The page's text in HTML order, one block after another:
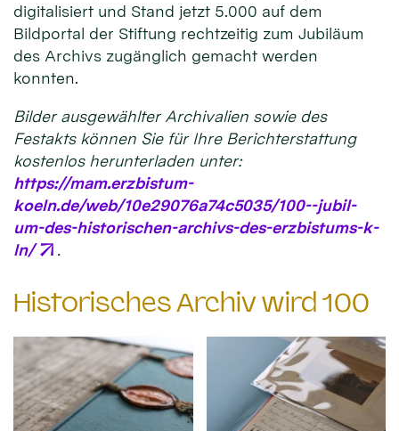
digitalisiert und Stand jetzt 5.000 auf dem
Bildportal der Stiftung rechtzeitig zum Jubiläum
des Archivs zugänglich gemacht werden
konnten.
Bilder ausgewählter Archivalien sowie des
Festakts können Sie für Ihre Berichterstattung
kostenlos herunterladen unter:
https://mam.erzbistum-
koeln.de/web/10e29076a74c5035/100--jubil-
um-des-historischen-archivs-des-erzbistums-k-
ln/
.
Historisches Archiv wird 100